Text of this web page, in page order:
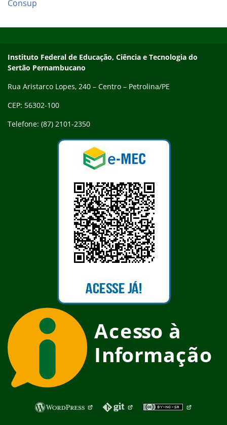
Consup
Endereço
Instituto Federal de Educação, Ciência e Tecnologia do
Sertão Pernambucano
Rua Aristarco Lopes, 240 – Centro – Petrolina/PE
CEP: 56302-100
Telefone: (87) 2101-2350